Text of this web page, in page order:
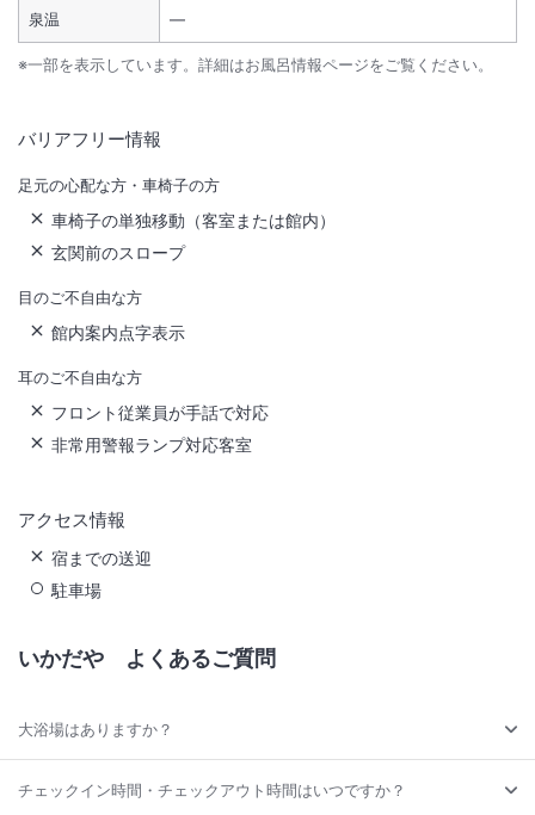
泉温 ―
※一部を表示しています。詳細はお風呂情報ページをご覧ください。
バリアフリー情報
足元の心配な方・車椅子の方
車椅子の単独移動（客室または館内）
玄関前のスロープ
目のご不自由な方
館内案内点字表示
耳のご不自由な方
フロント従業員が手話で対応
非常用警報ランプ対応客室
アクセス情報
宿までの送迎
駐車場
いかだや よくあるご質問
大浴場はありますか？
チェックイン時間・チェックアウト時間はいつですか？